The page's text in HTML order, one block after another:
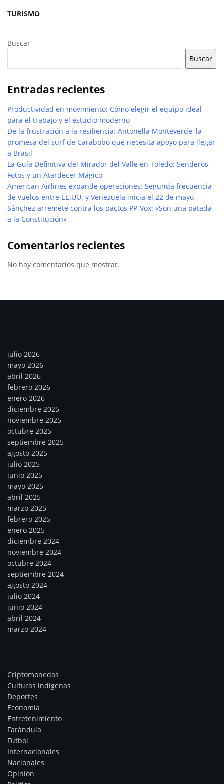
TURISMO
Buscar
Buscar
Entradas recientes
Productividad en movimiento: Cómo elegir el equipo ideal
para el trabajo y el estudio moderno
De la frustración a la resiliencia: Antonella Monteverde, la
promesa del surf de Carabobo que necesita apoyo para llegar
a Brasil
La Guía Definitiva del Mirador del Valle en Toledo: Senderos,
Fotos y un Atardecer Mágico
American Airlines expande operaciones: Segunda frecuencia
de vuelos entre EE.UU. y Venezuela inicia el 22 de mayo
Sánchez arremete contra los pactos PP-Vox: «Son una patada
a la Constitución»
Comentarios recientes
No hay comentarios que mostrar.
julio 2026
mayo 2026
abril 2026
febrero 2026
enero 2026
diciembre 2025
noviembre 2025
octubre 2025
septiembre 2025
agosto 2025
julio 2025
junio 2025
mayo 2025
abril 2025
marzo 2025
febrero 2025
enero 2025
diciembre 2024
noviembre 2024
octubre 2024
septiembre 2024
agosto 2024
julio 2024
junio 2024
abril 2024
marzo 2024
Criptomonedas
Culturas indígenas
Deportes
Economía
Entretenimiento
Farándula
Fútbol
Internacionales
Nacionales
Opinión